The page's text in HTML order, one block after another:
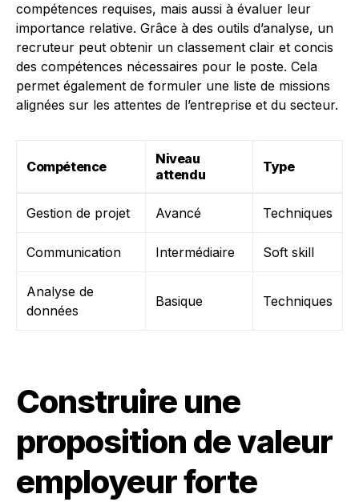
compétences requises, mais aussi à évaluer leur
importance relative. Grâce à des outils d’analyse, un
recruteur peut obtenir un classement clair et concis
des compétences nécessaires pour le poste. Cela
permet également de formuler une liste de missions
alignées sur les attentes de l’entreprise et du secteur.
Compétence
Niveau
attendu
Type
Gestion de projet Avancé Techniques
Communication Intermédiaire Soft skill
Analyse de
données
Basique Techniques
Construire une
proposition de valeur
employeur forte